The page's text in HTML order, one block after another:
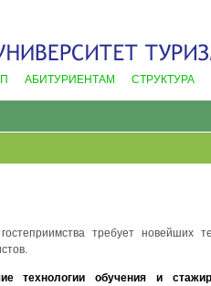
АБИТУРИЕНТАМ СТРУКТУРА
требует новейших
технологии обучения и